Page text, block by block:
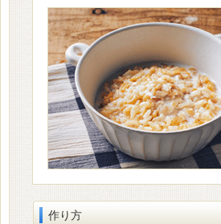
作り方